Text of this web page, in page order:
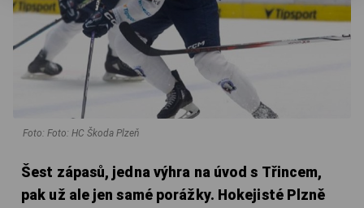
Foto: Foto: HC Škoda Plzeň
Šest zápasů, jedna výhra na úvod s Třincem,
pak už ale jen samé porážky. Hokejisté Plzně